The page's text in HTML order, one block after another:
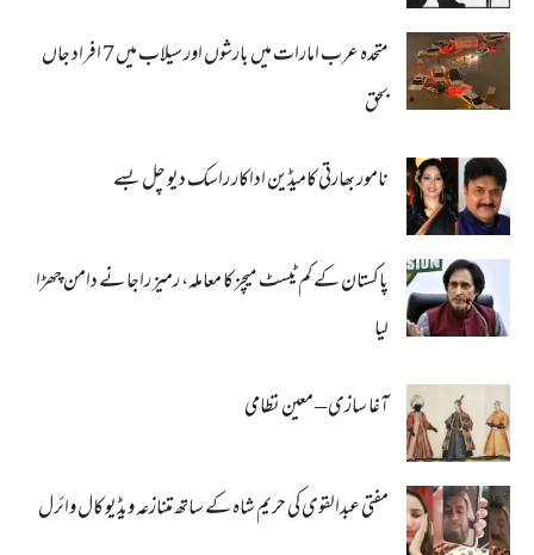
متحدہ عرب امارات میں بارشوں اور سیلاب میں 7 افراد جاں
بحق
نامور بھارتی کامیڈین اداکار راسک دیو چل بسے
پاکستان کے کم ٹیسٹ میچز کا معاملہ، رمیز راجا نے دامن چھڑا
لیا
آغا سازی – معین نظامی
مفتی عبدالقوی کی حریم شاہ کے ساتھ متنازعہ ویڈیو کال وائرل